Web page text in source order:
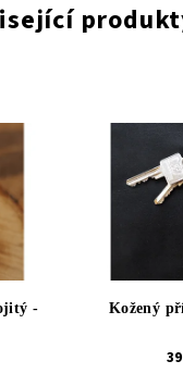
-
Kožený